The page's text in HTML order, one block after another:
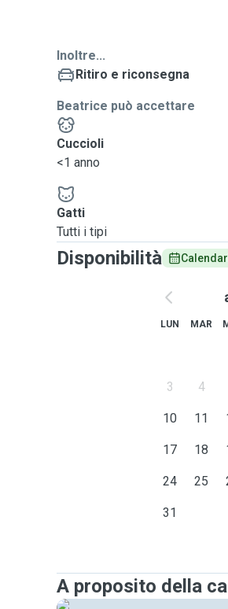
Inoltre...
Ritiro e riconsegna
Beatrice può accettare
Cuccioli
<1 anno
Gatti
Tutti i tipi
Disponibilità
LUN MAR
3 4
10 11
17 18
24 25
31
A proposito della